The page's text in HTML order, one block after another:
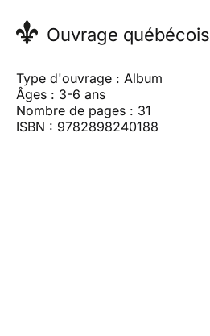
Ouvrage québécois
Type d'ouvrage : Album
Âges : 3-6 ans
Nombre de pages : 31
ISBN : 9782898240188